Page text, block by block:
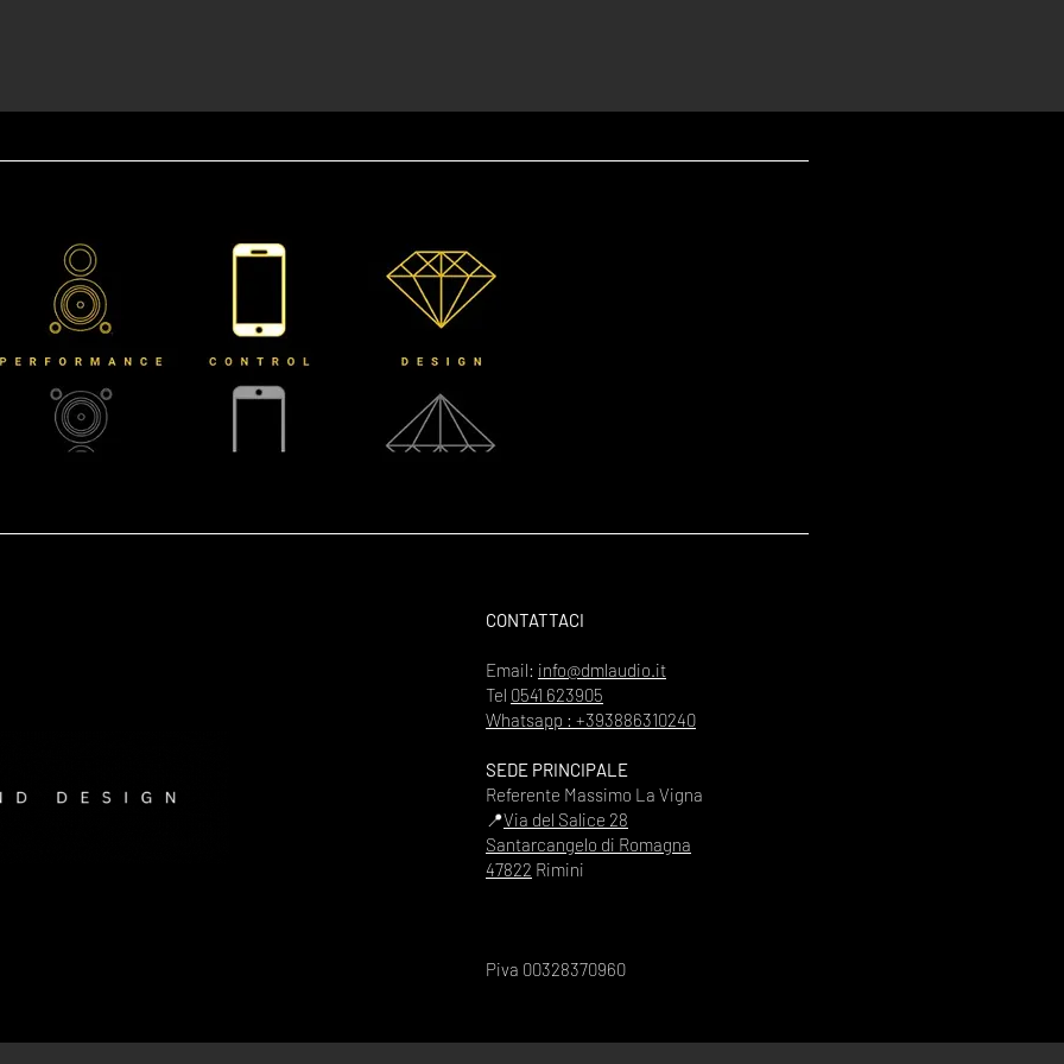
CONTATTACI
Email: info@dmlaudio.it
Tel 0541 623905
Whatsapp : +393886310240
SEDE PRINCIPALE
Referente Massimo La Vigna
📍Via del Salice 28
Santarcangelo di Romagna
47822 Rimini
Piva 00328370960